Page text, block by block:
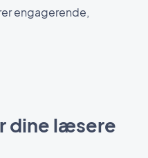
engagerende,
dine læsere